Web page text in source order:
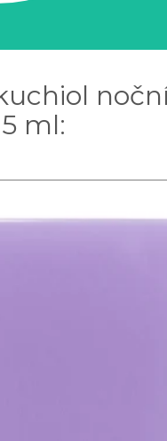
ml: